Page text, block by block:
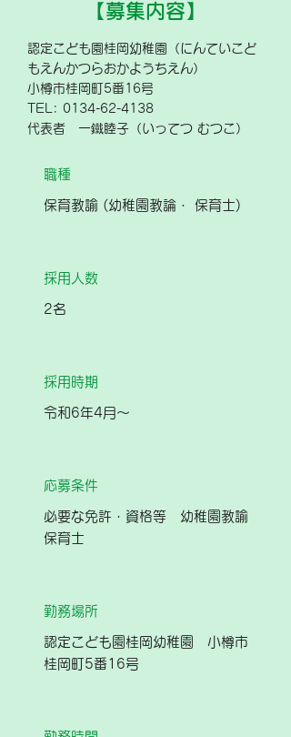
【募集内容】
認定こども園桂岡幼稚園（にんていこど
もえんかつらおかようちえん）
小樽市桂岡町5番16号
TEL: 0134-62-4138
代表者 一鐵睦子（いってつ むつこ）
職種
保育教諭 (幼稚園教論・ 保育士)
採用人数
2名
採用時期
令和6年4月～
応募条件
必要な免許・資格等 幼稚園教諭
保育士
勤務場所
認定こども園桂岡幼稚園 小樽市
桂岡町5番16号